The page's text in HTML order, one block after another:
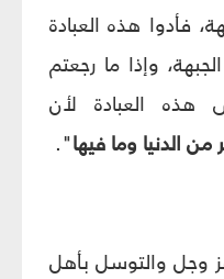
فأدوا هذه العبادة
وإذا ما رجعتم
هذه العبادة لأن
الدنيا وما فيها".
عز وجل والتوسل بأهل